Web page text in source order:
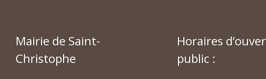
Mairie de Saint-
Christophe
Horaires
public :